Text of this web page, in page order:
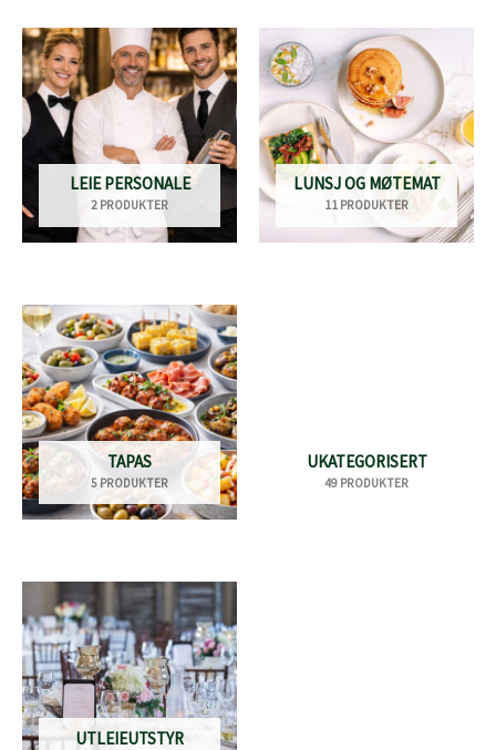
LEIE PERSONALE
2 PRODUKTER
LUNSJ OG MØTEMAT
11 PRODUKTER
TAPAS
5 PRODUKTER
UKATEGORISERT
49 PRODUKTER
UTLEIEUTSTYR